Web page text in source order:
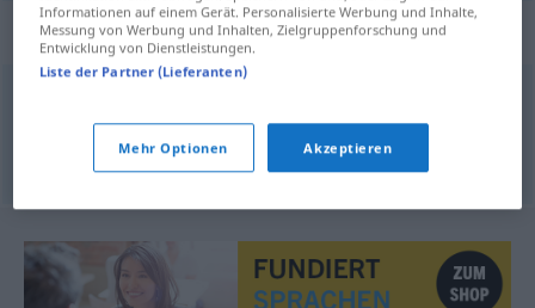
Synonyme für "Reformation"
© OpenThesaurus.de
Informationen auf einem Gerät. Personalisierte Werbung und Inhalte,
Messung von Werbung und Inhalten, Zielgruppenforschung und
Entwicklung von Dienstleistungen.
Liste der Partner (Lieferanten)
Mehr Optionen Akzeptieren